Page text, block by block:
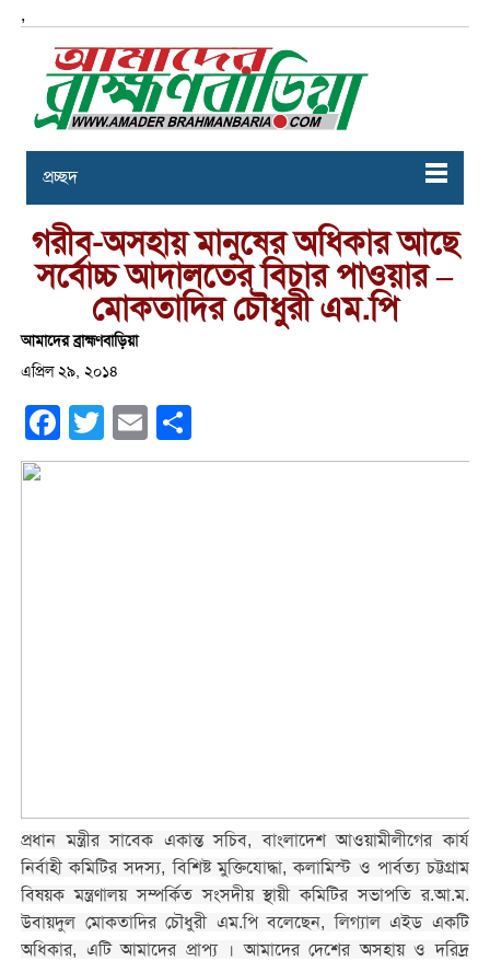
,
প্রচ্ছদ
গরীব-অসহায় মানুষের অধিকার আছে
সর্বোচ্চ আদালতের বিচার পাওয়ার –
মোকতাদির চৌধুরী এম.পি
আমাদের ব্রাহ্মণবাড়িয়া
এপ্রিল ২৯, ২০১৪
Facebook
Twitter Email
প্রধান মন্ত্রীর সাবেক একান্ত সচিব, বাংলাদেশ আওয়ামীলীগের কার্য
নির্বাহী কমিটির সদস্য, বিশিষ্ট মুক্তিযোদ্ধা, কলামিস্ট ও পার্বত্য চট্টগ্রাম
বিষয়ক মন্ত্রণালয় সম্পর্কিত সংসদীয় স্থায়ী কমিটির সভাপতি র.আ.ম.
উবায়দুল মোকতাদির চৌধুরী এম.পি বলেছেন, লিগ্যাল এইড একটি
অধিকার, এটি আমাদের প্রাপ্য । আমাদের দেশের অসহায় ও দরিদ্র